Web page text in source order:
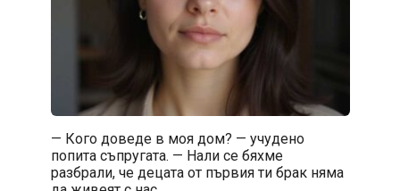
— Кого доведе в моя дом? — учудено
попита съпругата. — Нали се бяхме
разбрали, че децата от първия ти брак няма